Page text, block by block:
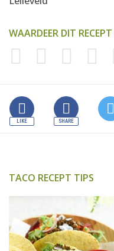
WAARDEER DIT RECEPT
TACO RECEPT TIPS